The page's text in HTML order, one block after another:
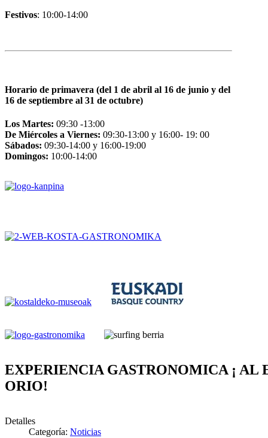
Festivos: 10:00-14:00
Horario de primavera (del 1 de abril al 16 de junio y del
16 de septiembre al 31 de octubre)
Los Martes: 09:30 -13:00
De Miércoles a Viernes: 09:30-13:00 y 16:00- 19: 00
Sábados: 09:30-14:00 y 16:00-19:00
Domingos: 10:00-14:00
EXPERIENCIA GASTRONOMICA ¡ AL
ORIO!
Detalles
Categoría: Noticias